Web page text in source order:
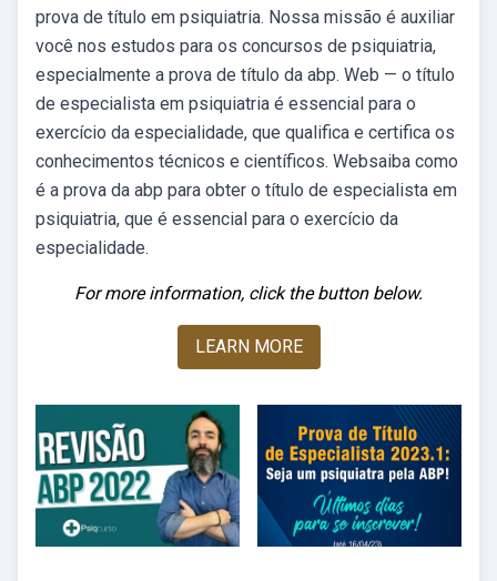
prova de título em psiquiatria. Nossa missão é auxiliar
você nos estudos para os concursos de psiquiatria,
especialmente a prova de título da abp. Web — o título
de especialista em psiquiatria é essencial para o
exercício da especialidade, que qualifica e certifica os
conhecimentos técnicos e científicos. Websaiba como
é a prova da abp para obter o título de especialista em
psiquiatria, que é essencial para o exercício da
especialidade.
For more information, click the button below.
LEARN MORE